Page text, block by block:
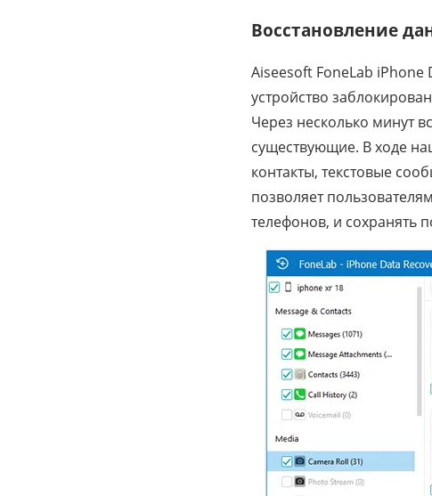
Восстановление
Aiseesoft FoneLab iPhone
устройство
Через несколько минут
существующие. В ходе
контакты, текстовые
позволяет
телефонов, и сохранять